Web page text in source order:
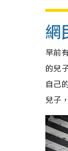
網
早前
的兒
自己
兒子